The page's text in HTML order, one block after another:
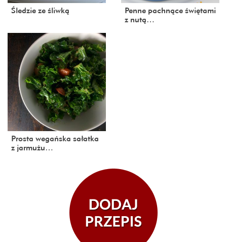
Śledzie ze śliwką
Penne pachnące świętami
z nutą…
Prosta wegańska sałatka
z jarmużu…